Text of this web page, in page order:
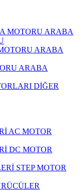
ARABA
ARABA
ARABA
DİĞER
AC MOTOR
DC MOTOR
STEP MOTOR